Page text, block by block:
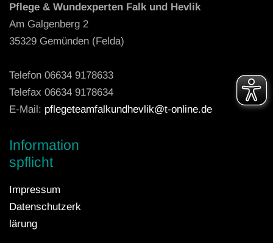
Pflege & Wundexperten Falk und Hevlik
Am Galgenberg 2
35329 Gemünden (Felda)
Telefon 06634 9178633
Telefax 06634 9178634
E-Mail: pflegeteamfalkundhevlik@t-online.de
Information
spflicht
Impressum
Datenschutzerk
lärung